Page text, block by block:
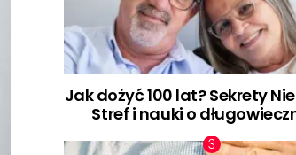
Jak dożyć 100 lat? Sekrety
Stref i nauki o